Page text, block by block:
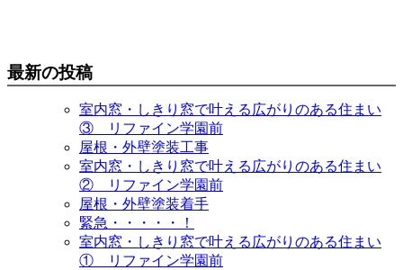
最新の投稿
室内窓・しきり窓で叶える広がりのある住まい
③ リファイン学園前
屋根・外壁塗装工事
室内窓・しきり窓で叶える広がりのある住まい
② リファイン学園前
屋根・外壁塗装着手
緊急・・・・・！
室内窓・しきり窓で叶える広がりのある住まい
① リファイン学園前